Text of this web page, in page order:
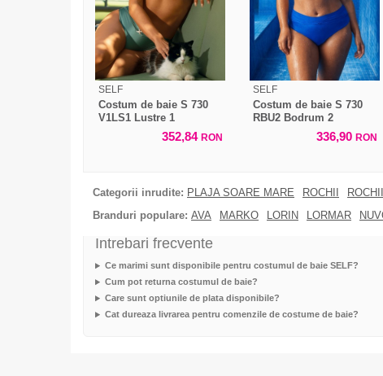
SELF
Costum de baie S 730
V1LS1 Lustre 1
352,84 RON
SELF
Costum de baie S 730
RBU2 Bodrum 2
336,90 RON
Categorii inrudite: PLAJA SOARE MARE ROCHII
Branduri populare: AVA MARKO LORIN LORMAR
Intrebari frecvente
Ce marimi sunt disponibile pentru costumul de baie SELF?
Cum pot returna costumul de baie?
Care sunt optiunile de plata disponibile?
Cat dureaza livrarea pentru comenzile de costume de baie?